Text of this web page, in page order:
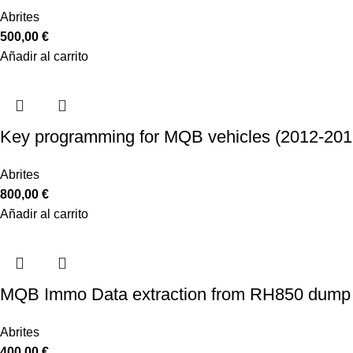
Abrites
500,00 €
Añadir al carrito
Key programming for MQB vehicles (2012-
Abrites
800,00 €
Añadir al carrito
MQB Immo Data extraction from RH850 dump
Abrites